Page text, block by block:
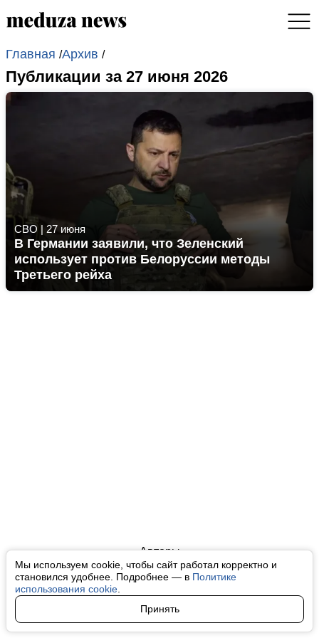
Мы используем cookie, чтобы сайт работал корректно и
становился удобнее. Подробнее — в Политике
использования cookie
Принять
Главная /Архив /
Публикации за 27 июня 2026
СВО | 27 июня
В Германии заявили, что Зеленский
использует против Белоруссии методы
Третьего рейха
Авторы
О нас
Архив
Условия использования cookie